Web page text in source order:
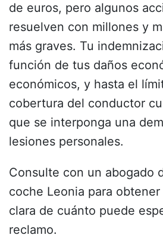
de euros, pero algunos
resuelven con millones y
más graves. Tu
función de tus daños
económicos, y hasta el
cobertura del conductor
que se interponga una
lesiones personales.
Consulte con un abogado
coche Leonia para
clara de cuánto puede
reclamo.